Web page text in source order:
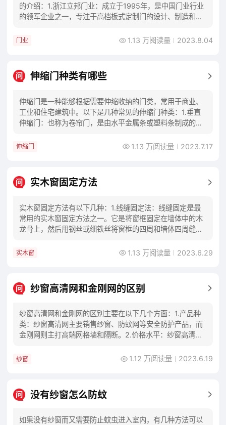
的介绍：1.浙江立邦门业：成立于1995年，是中国门业行业
的领军企业之一，专注于高档板式定制门的设计、制造和销
门业 1.13 万阅读量 2023.8.04
问 伸缩门种类有哪些
伸缩门是一种能够根据需要伸缩收纳的门类，常用于商业、
工业和住宅建筑中。以下是几种常见的伸缩门种类：1.垂直
伸缩门：也称为卷帘门，是由水平金属条或塑料条制成的门
伸缩门 1.13 万阅读量 2023.7.17
问 实木窗固定方法
实木窗固定方法有以下几种：1.线缝固定法：线缝固定是最
常用的实木窗固定方法之一。它是将窗框固定在墙体中的木
龙骨上，然后用钢丝或细铁丝将窗框的四周和墙体四周缝合
实木窗 1.13 万阅读量 2023.6.29
问 纱窗高清网和金刚网的区别
纱窗高清网和金刚网的区别主要在以下几个方面：1.产品种
类：纱窗高清网主要销售纱窗、防蚊网等安全防护产品，而
金刚网则主打高端网格墙和隔断。2.价格水平：纱窗高清网
纱窗 1.12 万阅读量 2023.6.19
问 没有纱窗怎么防蚊
如果没有纱窗而又需要防止蚊虫进入室内，有几种方法可以